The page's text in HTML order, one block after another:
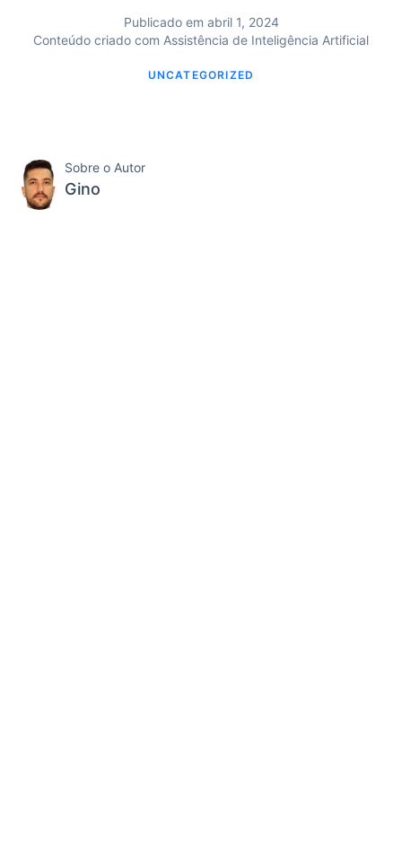
Publicado em abril 1, 2024
Conteúdo criado com Assistência de Inteligência Artificial
UNCATEGORIZED
Sobre o Autor
Gino